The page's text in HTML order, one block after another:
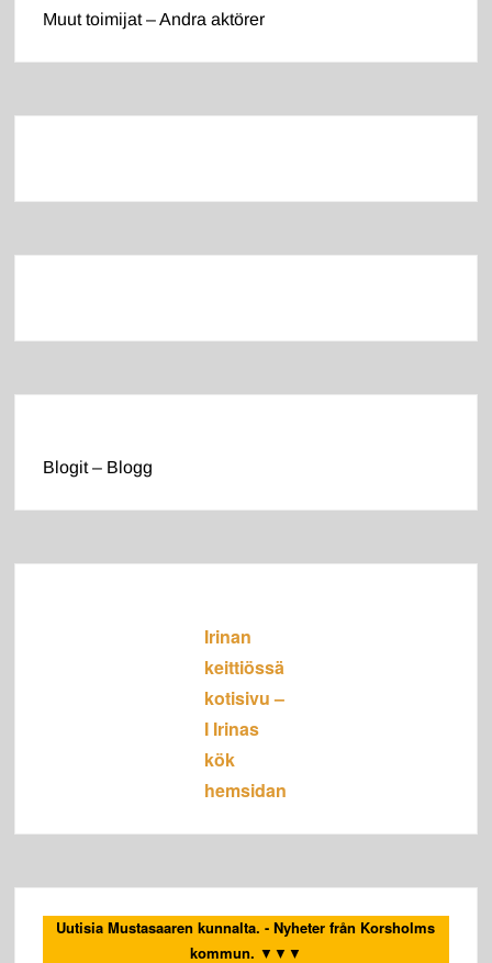
Muut toimijat – Andra aktörer
Blogit – Blogg
Irinan
keittiössä
kotisivu –
I Irinas
kök
hemsidan
Uutisia Mustasaaren kunnalta. - Nyheter från Korsholms
kommun. ▼▼▼